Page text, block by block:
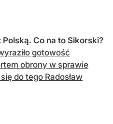
Co na to Sikorski?
gotowość
obrony w sprawie
do tego Radosław